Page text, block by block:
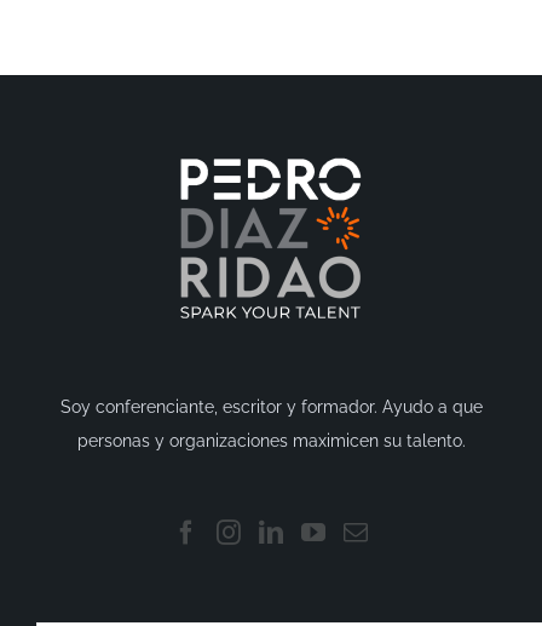
Soy conferenciante, escritor y formador. Ayudo a que
personas y organizaciones maximicen su talento.